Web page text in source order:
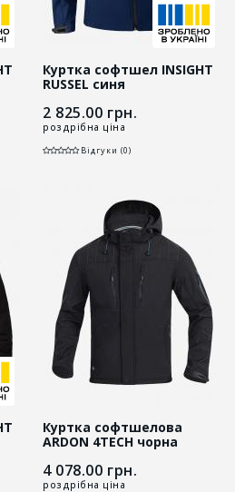
Куртка софтшел INSIGHT
RUSSEL синя
2 825.00 грн.
роздрібна ціна
Відгуки (0)
Куртка софтшелова
ARDON 4TECH чорна
4 078.00 грн.
роздрібна ціна